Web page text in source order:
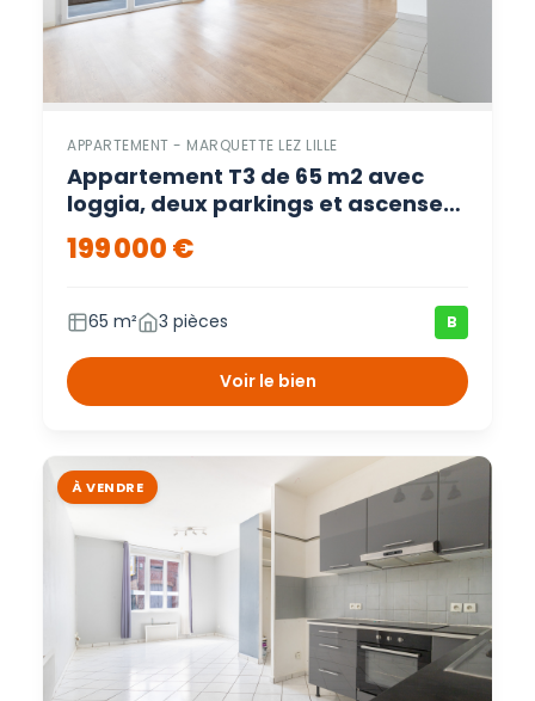
APPARTEMENT - MARQUETTE LEZ LILLE
Appartement T3 de 65 m2 avec
loggia, deux parkings et ascenseur
Marquette-lez-Lille – Marquette
lez lille
199 000 €
65 m² 3 pièces B
Voir le bien
À VENDRE